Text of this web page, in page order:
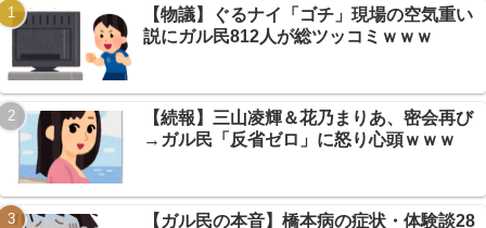
Powered by livedoor 相互RSS
【物議】カズレーザー「任意保険は強制にしろ」→なんG民「そ
れただの金持ち理論」と反論ｗｗｗ
NEW!
【続報】ホロライブ『ホロドリ』、まさかのセルラン1位に返り
咲き→なんG民「覇権やん」ｗｗｗ
【朗報】エッヂ民の文鳥(4ヶ月)、かわいさで完全制圧→愛鳥自慢
合戦に発展ｗｗｗ
NEW!
【衝撃】モモンガどうなった…ちいかわ最新話で入れ替わり説→
ファン考察盛り上がりｗｗｗ
【衝撃】年金8ヶ月未納で手足失った男性、障害年金97万円が一
生ゼロに→スレ民「免除すれば」ｗｗｗ NEW!
【物議】ぐるナイ「ゴチ」現場の空気重い
説にガル民812人が総ツッコミｗｗｗ
【続報】三山凌輝＆花乃まりあ、密会再び
→ガル民「反省ゼロ」に怒り心頭ｗｗｗ
【ガル民の本音】橋本病の症状・体験談28